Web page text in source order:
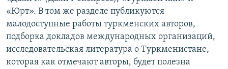
«Юрт». В том же разделе публикуются
малодоступные работы туркменских авторов,
подборка докладов международных организаций,
исследовательская литература о Туркменистане,
которая как отмечают авторы, будет полезна